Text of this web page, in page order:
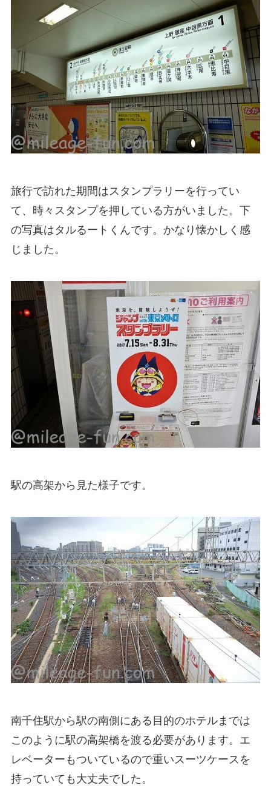
旅行で訪れた期間はスタンプラリーを行ってい
て、時々スタンプを押している方がいました。下
の写真はタルるートくんです。かなり懐かしく感
じました。
駅の高架から見た様子です。
南千住駅から駅の南側にある目的のホテルまでは
このように駅の高架橋を渡る必要があります。エ
レベーターもついているので重いスーツケースを
持っていても大丈夫でした。